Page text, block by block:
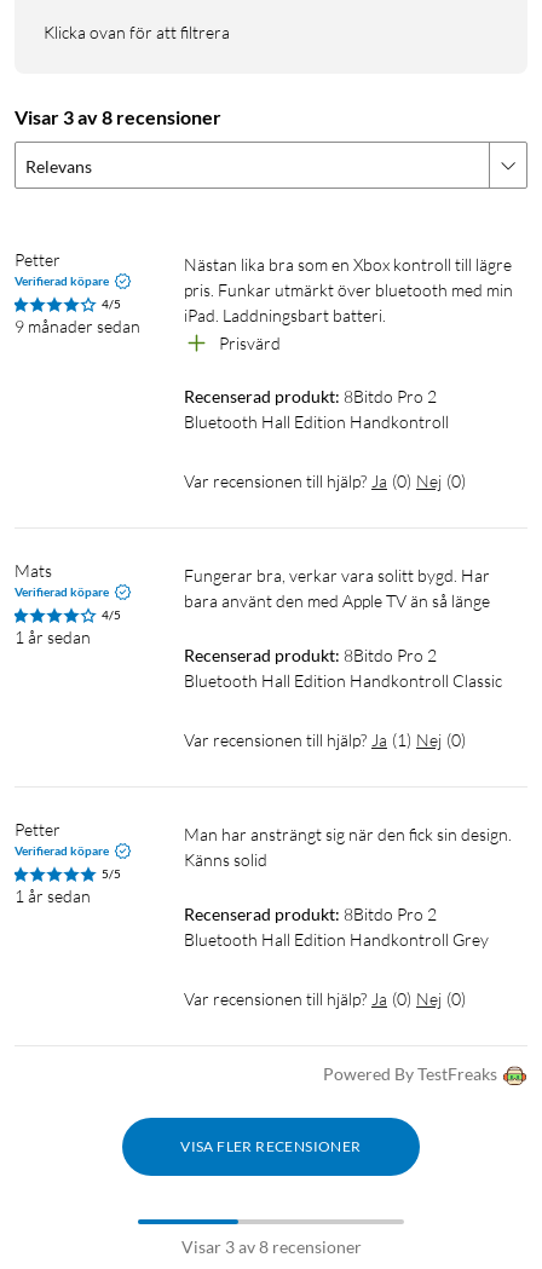
med den inkluderade USB-C-kabeln.
Laddningstid: 4 h
Batteritid: 20 h
Mått: 153x101x64 mm
C-kabel, manual
Klicka ovan för att filtrera
Visar 3 av 8 recensioner
Relevans
Petter
Verifierad köpare
4/5
9 månader sedan
Nästan lika bra som en Xbox kontroll till lägre
pris. Funkar utmärkt över bluetooth med min
iPad. Laddningsbart batteri.
Prisvärd
Recenserad produkt: 8Bitdo Pro 2
Bluetooth Hall Edition Handkontroll
Var recensionen till hjälp? Ja (0) Nej (0)
Mats
Verifierad köpare
4/5
1 år sedan
Fungerar bra, verkar vara solitt bygd. Har
bara använt den med Apple TV än så länge
Recenserad produkt: 8Bitdo Pro 2
Bluetooth Hall Edition Handkontroll Classic
Var recensionen till hjälp? Ja (1) Nej (0)
Petter
Verifierad köpare
5/5
1 år sedan
Man har ansträngt sig när den fick sin design.
Känns solid
Recenserad produkt: 8Bitdo Pro 2
Bluetooth Hall Edition Handkontroll Grey
Var recensionen till hjälp? Ja (0) Nej (0)
Powered By TestFreaks
VISA FLER RECENSIONER
Visar 3 av 8 recensioner